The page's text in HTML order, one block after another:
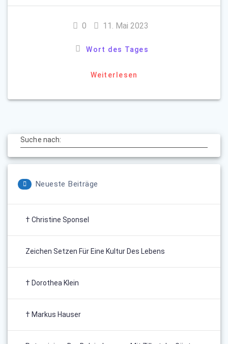
0 11. Mai 2023
Wort des Tages
Weiterlesen
Suche nach:
Neueste Beiträge
† Christine Sponsel
Zeichen Setzen Für Eine Kultur Des Lebens
† Dorothea Klein
† Markus Hauser